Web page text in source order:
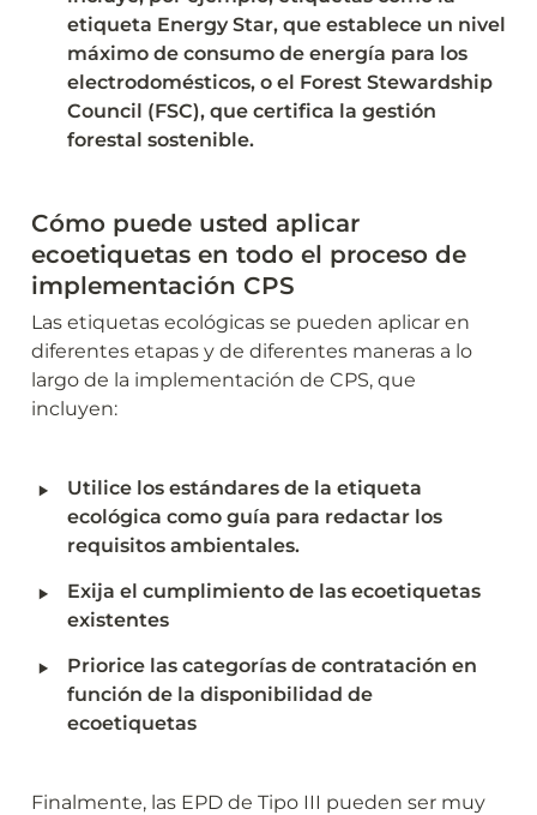
etiqueta Energy Star, que establece un nivel
máximo de consumo de energía para los
electrodomésticos, o el Forest Stewardship
Council (FSC), que certifica la gestión
forestal sostenible.
Cómo puede usted aplicar
ecoetiquetas en todo el proceso de
implementación CPS
Las etiquetas ecológicas se pueden aplicar en
diferentes etapas y de diferentes maneras a lo
largo de la implementación de CPS, que
incluyen:
‣
Utilice los estándares de la etiqueta
ecológica como guía para redactar los
requisitos ambientales.
‣
Exija el cumplimiento de las ecoetiquetas
existentes
‣
Priorice las categorías de contratación en
función de la disponibilidad de
ecoetiquetas
Finalmente, las EPD de Tipo III pueden ser muy